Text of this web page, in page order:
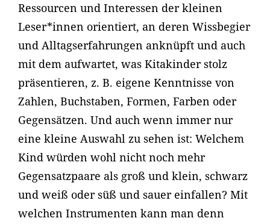
Ressourcen und Interessen der kleinen
Leser*innen orientiert, an deren Wissbegier
und Alltagserfahrungen anknüpft und auch
mit dem aufwartet, was Kitakinder stolz
präsentieren, z. B. eigene Kenntnisse von
Zahlen, Buchstaben, Formen, Farben oder
Gegensätzen. Und auch wenn immer nur
eine kleine Auswahl zu sehen ist: Welchem
Kind würden wohl nicht noch mehr
Gegensatzpaare als groß und klein, schwarz
und weiß oder süß und sauer einfallen? Mit
welchen Instrumenten kann man denn